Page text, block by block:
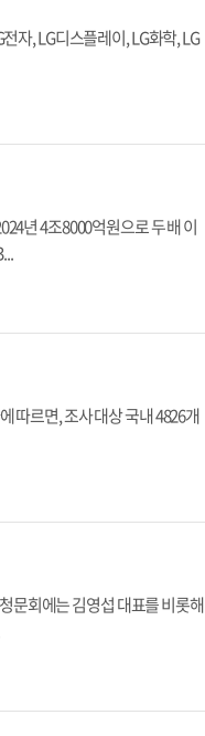
자, LG디스플레이, LG화학, LG
년 4조8000억원으로 두 배 이
따르면, 조사 대상 국내 4826개
문회에는 김영섭 대표를 비롯해